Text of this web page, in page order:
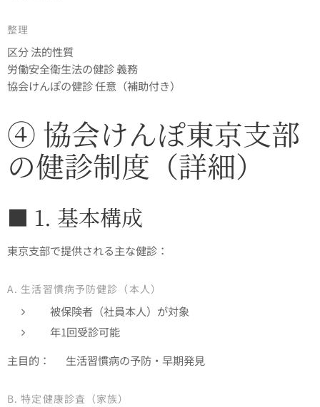
整理
区分 法的性質
労働安全衛生法の健診 義務
協会けんぽの健診 任意（補助付き）
④ 協会けんぽ東京支部
の健診制度（詳細）
■ 1. 基本構成
東京支部で提供される主な健診：
A. 生活習慣病予防健診（本人）
被保険者（社員本人）が対象
年1回受診可能
主目的： 👉生活習慣病の予防・早期発見
B. 特定健康診査（家族）